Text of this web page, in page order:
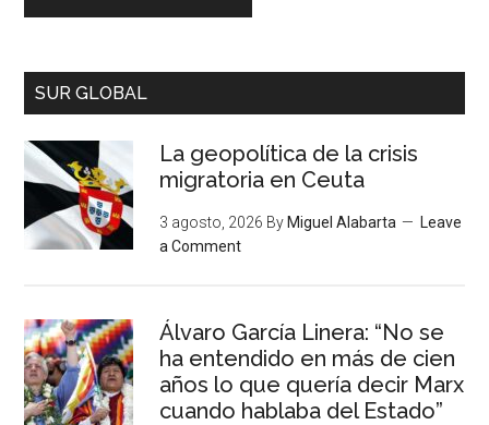
SUR GLOBAL
La geopolítica de la crisis
migratoria en Ceuta
3 agosto, 2026 By Miguel Alabarta
Leave
a Comment
Álvaro García Linera: “No se
ha entendido en más de cien
años lo que quería decir Marx
cuando hablaba del Estado”